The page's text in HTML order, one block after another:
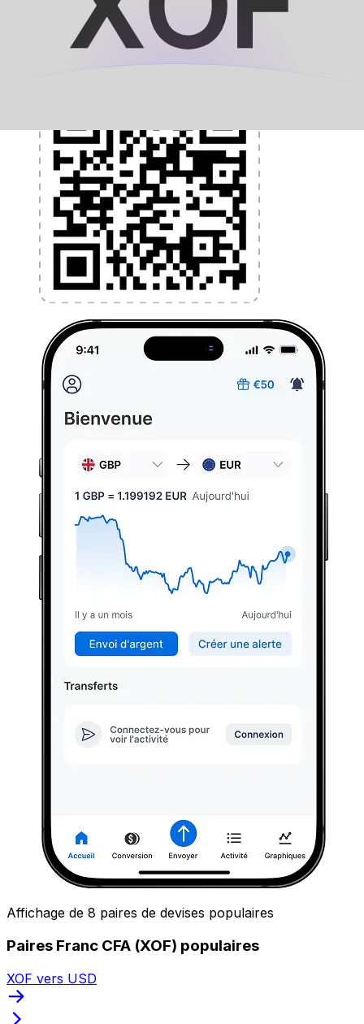
l'application dès aujourd'hui !
Affichage de 8 paires de devises populaires
Paires Franc CFA (XOF) populaires
XOF vers USD